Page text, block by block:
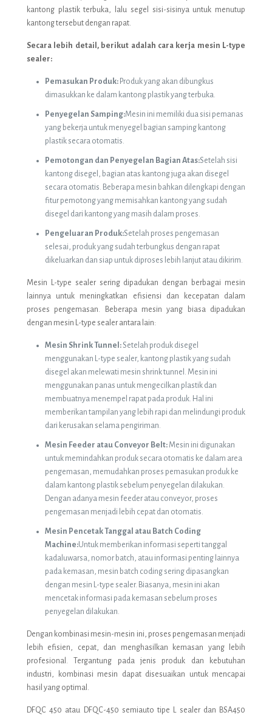
kantong plastik terbuka, lalu segel sisi-sisinya untuk menutup
kantong tersebut dengan rapat.
Secara lebih detail, berikut adalah cara kerja mesin L-type
sealer:
Pemasukan Produk: Produk yang akan dibungkus
dimasukkan ke dalam kantong plastik yang terbuka.
Penyegelan Samping:Mesin ini memiliki dua sisi pemanas
yang bekerja untuk menyegel bagian samping kantong
plastik secara otomatis.
Pemotongan dan Penyegelan Bagian Atas:Setelah sisi
kantong disegel, bagian atas kantong juga akan disegel
secara otomatis. Beberapa mesin bahkan dilengkapi dengan
fitur pemotong yang memisahkan kantong yang sudah
disegel dari kantong yang masih dalam proses.
Pengeluaran Produk:Setelah proses pengemasan
selesai, produk yang sudah terbungkus dengan rapat
dikeluarkan dan siap untuk diproses lebih lanjut atau dikirim.
Mesin L-type sealer sering dipadukan dengan berbagai mesin
lainnya untuk meningkatkan efisiensi dan kecepatan dalam
proses pengemasan. Beberapa mesin yang biasa dipadukan
dengan mesin L-type sealer antara lain:
Mesin Shrink Tunnel:Setelah produk disegel
menggunakan L-type sealer, kantong plastik yang sudah
disegel akan melewati mesin shrink tunnel. Mesin ini
menggunakan panas untuk mengecilkan plastik dan
membuatnya menempel rapat pada produk. Hal ini
memberikan tampilan yang lebih rapi dan melindungi produk
dari kerusakan selama pengiriman.
Mesin Feeder atau Conveyor Belt: Mesin ini digunakan
untuk memindahkan produk secara otomatis ke dalam area
pengemasan, memudahkan proses pemasukan produk ke
dalam kantong plastik sebelum penyegelan dilakukan.
Dengan adanya mesin feeder atau conveyor, proses
pengemasan menjadi lebih cepat dan otomatis.
Mesin Pencetak Tanggal atau Batch Coding
Machine:Untuk memberikan informasi seperti tanggal
kadaluwarsa, nomor batch, atau informasi penting lainnya
pada kemasan, mesin batch coding sering dipasangkan
dengan mesin L-type sealer. Biasanya, mesin ini akan
mencetak informasi pada kemasan sebelum proses
penyegelan dilakukan.
Dengan kombinasi mesin-mesin ini, proses pengemasan menjadi
lebih efisien, cepat, dan menghasilkan kemasan yang lebih
profesional. Tergantung pada jenis produk dan kebutuhan
industri, kombinasi mesin dapat disesuaikan untuk mencapai
hasil yang optimal.
DFQC 450 atau DFQC-450 semiauto tipe L sealer dan BSA450